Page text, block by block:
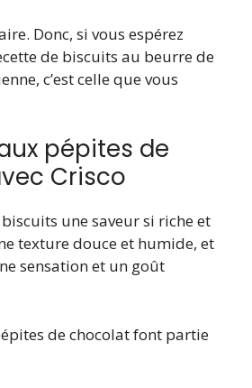
Donc, si vous espérez
de biscuits au beurre de
c’est celle que vous
pépites de
Crisco
une saveur si riche et
texture douce et humide, et
sensation et un goût
de chocolat font partie